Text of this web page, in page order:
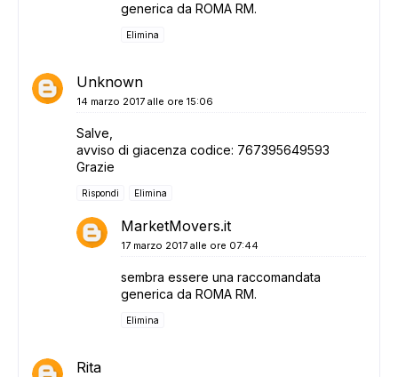
generica da ROMA RM.
Elimina
Unknown
14 marzo 2017 alle ore 15:06
Salve,
avviso di giacenza codice: 767395649593
Grazie
Rispondi Elimina
MarketMovers.it
17 marzo 2017 alle ore 07:44
sembra essere una raccomandata
generica da ROMA RM.
Elimina
Rita